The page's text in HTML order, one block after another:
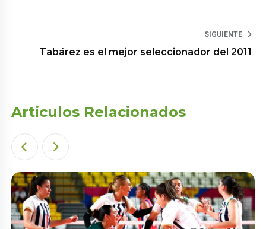
SIGUIENTE
Tabárez es el mejor seleccionador del 2011
Articulos Relacionados